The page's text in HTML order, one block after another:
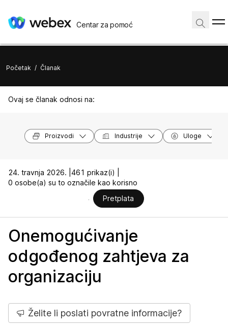
Centar za pomoć
Početak / Članak
Ovaj se članak odnosi na:
Proizvodi Industrije Uloge
24. travnja 2026. | 461 prikaz(i) |
0 osobe(a) su to označile kao korisno
Pretplata
Onemogućivanje
odgođenog zahtjeva za
organizaciju
Želite li poslati povratne informacije?